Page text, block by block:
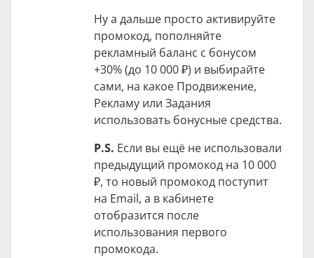
Ну а дальше просто активируйте
промокод, пополняйте
рекламный баланс с бонусом
+30% (до 10 000 ₽) и выбирайте
сами, на какое Продвижение,
Рекламу или Задания
использовать бонусные средства.
P.S. Если вы ещё не использовали
предыдущий промокод на 10 000
₽, то новый промокод поступит
на Email, а в кабинете
отобразится после
использования первого
промокода.